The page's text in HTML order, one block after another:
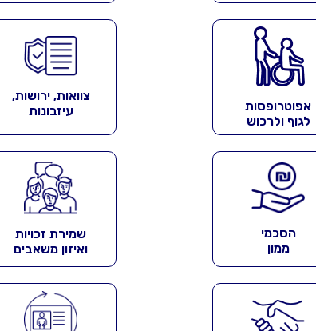
אפוטרופסות
לגוף ולרכוש
צוואות, ירושות,
עיזבונות
הסכמי
ממון
שמירת זכויות
ואיזון משאבים